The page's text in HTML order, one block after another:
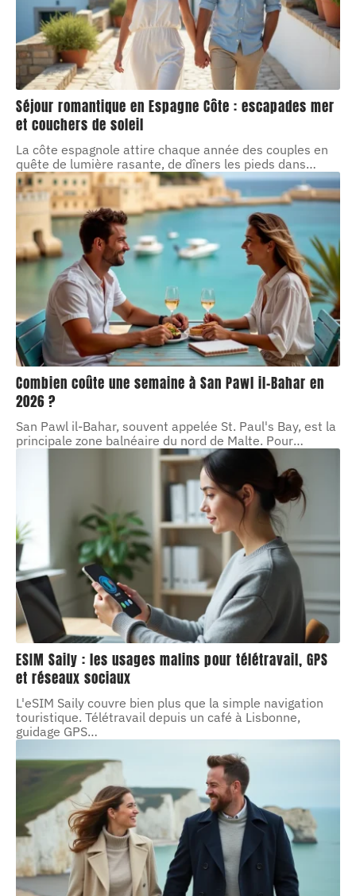
Séjour romantique en Espagne Côte : escapades mer
et couchers de soleil
La côte espagnole attire chaque année des couples en
quête de lumière rasante, de dîners les pieds dans…
Combien coûte une semaine à San Pawl il-Bahar en
2026 ?
San Pawl il-Bahar, souvent appelée St. Paul's Bay, est la
principale zone balnéaire du nord de Malte. Pour…
ESIM Saily : les usages malins pour télétravail, GPS
et réseaux sociaux
L'eSIM Saily couvre bien plus que la simple navigation
touristique. Télétravail depuis un café à Lisbonne,
guidage GPS…